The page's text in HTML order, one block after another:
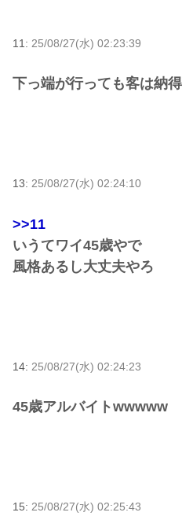
11: 25/08/27(水) 02:23:39
下っ端が行っても客は納
13: 25/08/27(水) 02:24:10
>>11
いうてワイ45歳やで
風格あるし大丈夫やろ
14: 25/08/27(水) 02:24:23
45歳アルバイトwwwww
15: 25/08/27(水) 02:25:43